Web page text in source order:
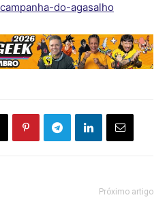
do-agasalho
Próximo artigo